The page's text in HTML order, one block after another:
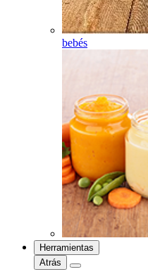
bebés
Herramientas
Atrás